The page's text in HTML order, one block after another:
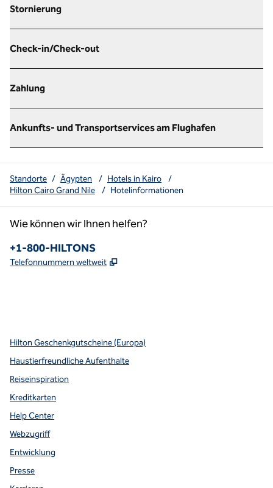
Stornierung
Check-in/Check-out
Zahlung
Ankunfts- und Transportservices am Flughafen
Standorte / Ägypten / Hotels in Kairo
/
Hilton Cairo Grand Nile
/ Hotelinformationen
Wie können wir Ihnen helfen?
Telefon:
+1-800-HILTONS
Telefonnummern weltweit ,
Hilton Geschenkgutscheine (Europa)
Haustierfreundliche Aufenthalte
Reiseinspiration
Kreditkarten
Help Center
Webzugriff
Entwicklung
Presse